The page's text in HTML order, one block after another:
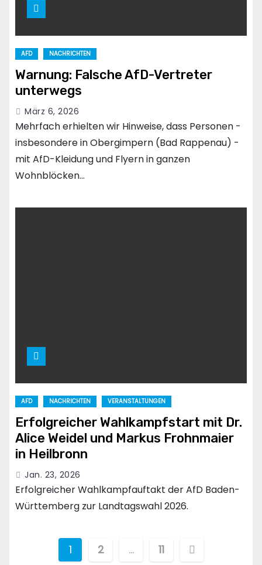
AFD NACHRICHTEN
Warnung: Falsche AfD-Vertreter
unterwegs
März 6, 2026
Mehrfach erhielten wir Hinweise, dass Personen -
insbesondere in Obergimpern (Bad Rappenau) -
mit AfD-Kleidung und Flyern in ganzen
Wohnblöcken…
AFD NACHRICHTEN VERANSTALTUNGEN
Erfolgreicher Wahlkampfstart mit Dr.
Alice Weidel und Markus Frohnmaier
in Heilbronn
Jan. 23, 2026
Erfolgreicher Wahlkampfauftakt der AfD Baden-
Württemberg zur Landtagswahl 2026.
Seitennummerierung
1 2 … 11